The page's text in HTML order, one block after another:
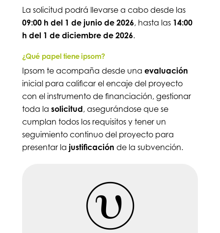
La solicitud podrá llevarse a cabo desde las
09:00 h del 1 de junio de 2026, hasta las 14:00
h del 1 de diciembre de 2026.
¿Qué papel tiene ipsom?
Ipsom te acompaña desde una evaluación
inicial para calificar el encaje del proyecto
con el instrumento de financiación, gestionar
toda la solicitud, asegurándose que se
cumplan todos los requisitos y tener un
seguimiento continuo del proyecto para
presentar la justificación de la subvención.